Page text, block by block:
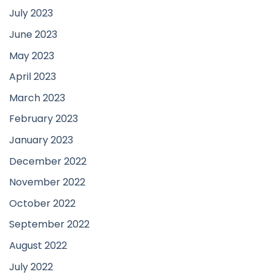
July 2023
June 2023
May 2023
April 2023
March 2023
February 2023
January 2023
December 2022
November 2022
October 2022
September 2022
August 2022
July 2022